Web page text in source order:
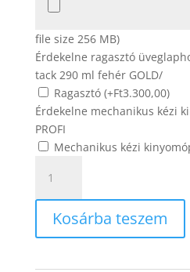
file size 256 MB)
Érdekelne ragasztó
tack 290 ml fehér GOLD/
Ragasztó (+Ft3.300,00)
Érdekelne mechanikus kézi
PROFI
Mechanikus kézi
hátfal
-
Trabi
motívum
Kosárba teszem